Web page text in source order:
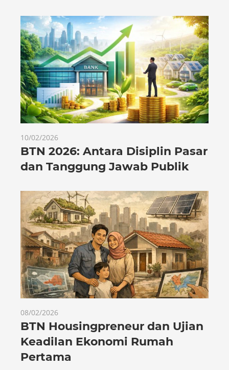
10/02/2026
BTN 2026: Antara Disiplin Pasar
dan Tanggung Jawab Publik
08/02/2026
BTN Housingpreneur dan Ujian
Keadilan Ekonomi Rumah
Pertama